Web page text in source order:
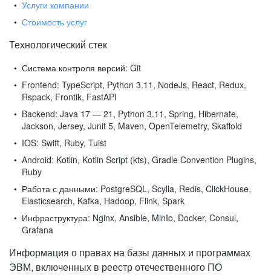
Услуги компании
Стоимость услуг
Технологический стек
Система контроля версий: Git
Frontend: TypeScript, Python 3.11, NodeJs, React, Redux,
Rspack, Frontik, FastAPI
Backend: Java 17 — 21, Python 3.11, Spring, Hibernate,
Jackson, Jersey, Junit 5, Maven, OpenTelemetry, Skaffold
IOS: Swift, Ruby, Tuist
Android: Kotlin, Kotlin Script (kts), Gradle Convention Plugins,
Ruby
Работа с данными: PostgreSQL, Scylla, Redis, ClickHouse,
Elasticsearch, Kafka, Hadoop, Flink, Spark
Инфраструктура: Nginx, Ansible, MinIo, Docker, Consul,
Grafana
Информация о правах на базы данных и программах
ЭВМ, включенных в реестр отечественного ПО